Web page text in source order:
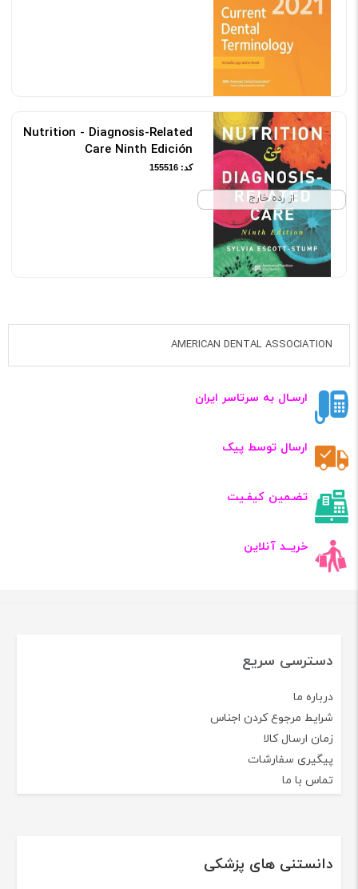
از رده خارج
Nutrition - Diagnosis-Related
Care Ninth Edición
کد: 155516
‎ AMERICAN DENTAL ASSOCIATION
ارسـال به سرتاسر ایران
ارسال توسط پیک
تضـمین کیفـیت
خریــد آنلاین
دسترسی سریع
درباره ما
شرایط مرجوع کردن اجناس
زمان ارسال کالا
پیگیری سفارشات
تماس با ما
دانستنی های پزشکی